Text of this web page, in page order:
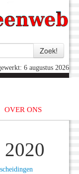
6 augustus 2026
OVER ONS